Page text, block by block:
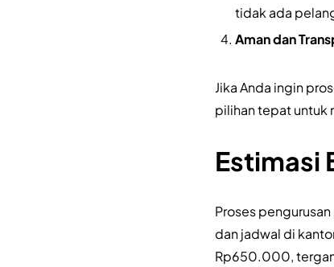
tidak ada
Aman dan
Jika Anda ingin
pilihan tepat untuk
Estimasi
Proses
dan jadwal di
Rp650.000,